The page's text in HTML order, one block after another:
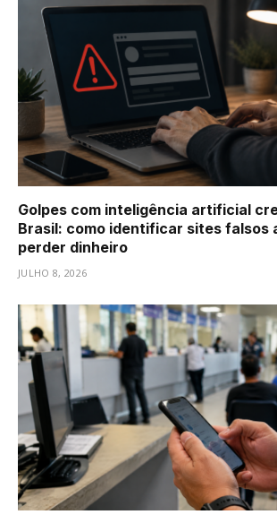
Golpes com inteligência artificial
Brasil: como identificar sites falsos
perder dinheiro
JULHO 8, 2026